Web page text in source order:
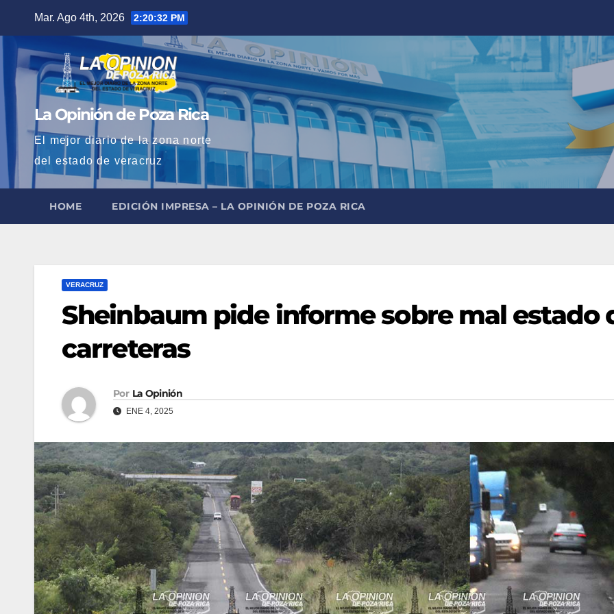
contenido
Mar. Ago 4th, 2026 2:20:33 PM
La Opinión de Poza Rica
El mejor diario de la zona norte
del estado de veracruz
HOME EDICIÓN IMPRESA – LA OPINIÓN DE POZA RICA
VERACRUZ
Sheinbaum pide informe sobre mal estado
carreteras
Por La Opinión
ENE 4, 2025